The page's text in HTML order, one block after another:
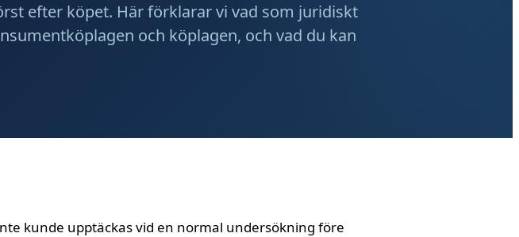
efter köpet. Här förklarar vi vad som juridiskt
och köplagen, och vad du kan
kunde upptäckas vid en normal undersökning före